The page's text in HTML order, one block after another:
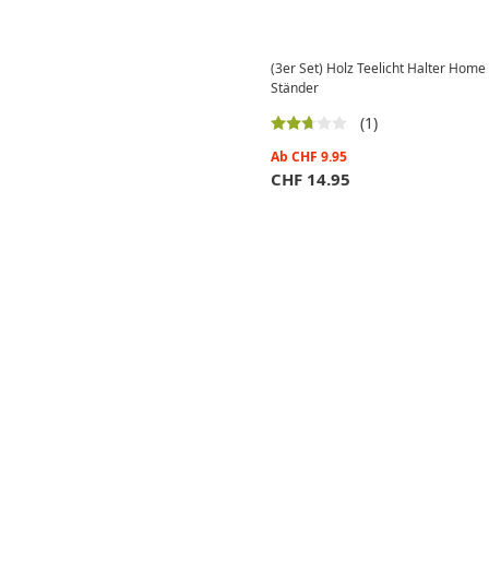
(3er Set) Holz Teelicht Halter
Ständer
(1)
Ab CHF 9.95
CHF 14.95